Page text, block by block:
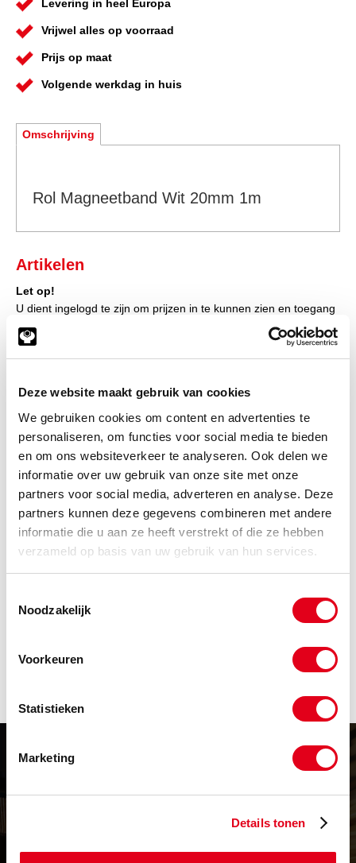
Deze website maakt gebruik van cookies
We gebruiken cookies om content en advertenties te
personaliseren, om functies voor social media te bieden
en om ons websiteverkeer te analyseren. Ook delen we
informatie over uw gebruik van onze site met onze
partners voor social media, adverteren en analyse. Deze
partners kunnen deze gegevens combineren met andere
informatie die u aan ze heeft verstrekt of die ze hebben
verzameld op basis van uw gebruik van hun services.
Noodzakelijk
Voorkeuren
Statistieken
Marketing
Details tonen
Levering in heel Europa
Vrijwel alles op voorraad
Prijs op maat
Volgende werkdag in huis
Omschrijving
Rol Magneetband Wit 20mm 1m
Artikelen
Let op!
U dient ingelogd te zijn om prijzen in te kunnen zien en toegang
te verkrijgen tot de winkelwagen, waarna u direct uw bestelling
af kunt ronden.
Heeft u nog geen account?
Klik hier om klant te worden
Omschrijving
Info Eenheid
Voorraad Netto prijs
Levering in heel Europa